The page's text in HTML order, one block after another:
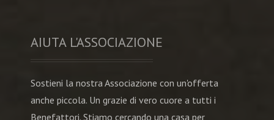
AIUTA L'ASSOCIAZIONE
Sostieni la nostra Associazione con un'offerta
anche piccola. Un grazie di vero cuore a tutti i
Benefattori. Stiamo cercando una casa per